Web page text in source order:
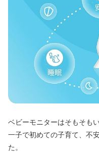
ベビーモニターはそもそも
一子で初めての子育て、不
た。